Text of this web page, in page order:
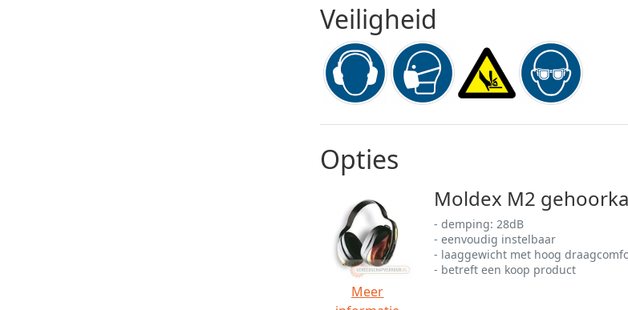
Veiligheid
Opties
Meer
Moldex M2
- demping: 28dB
- eenvoudig instelbaar
- laaggewicht met hoog
- betreft een koop product